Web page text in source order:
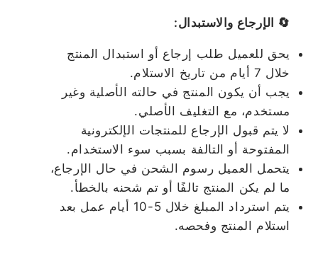
🔄 الإرجاع والاستبدال:
يحق للعميل طلب إرجاع أو استبدال المنتج
خلال 7 أيام من تاريخ الاستلام.
يجب أن يكون المنتج في حالته الأصلية وغير
مستخدم، مع التغليف الأصلي.
لا يتم قبول الإرجاع للمنتجات الإلكترونية
المفتوحة أو التالفة بسبب سوء الاستخدام.
يتحمل العميل رسوم الشحن في حال الإرجاع،
ما لم يكن المنتج تالفًا أو تم شحنه بالخطأ.
يتم استرداد المبلغ خلال 5-10 أيام عمل بعد
استلام المنتج وفحصه.